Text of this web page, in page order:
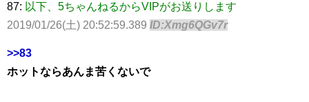
87: 以下、5ちゃんねるからVIPがお送りします
2019/01/26(土) 20:52:59.389 ID:Xmg6QGv7r
>>83
ホットならあんま苦くないで